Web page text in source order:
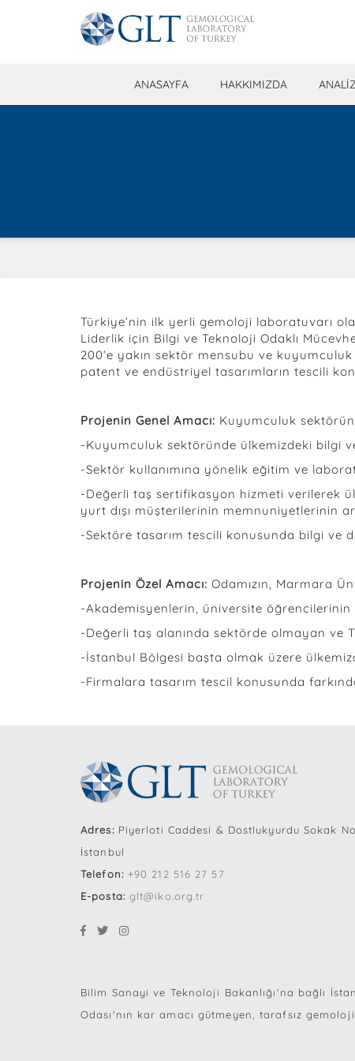
ANASAYFA HAKKIMIZDA
Türkiye’nin ilk yerli gemoloji laboratuvarı
Liderlik için Bilgi ve Teknoloji Odaklı
200’e yakın sektör mensubu ve
patent ve endüstriyel tasarımların tescili
Projenin Genel Amacı: Kuyumculuk
-Kuyumculuk sektöründe ülkemizdeki bilgi
-Sektör kullanımına yönelik eğitim ve
-Değerli taş sertifikasyon hizmeti verilerek
yurt dışı müşterilerinin memnuniyetlerinin
-Sektöre tasarım tescili konusunda bilgi ve
Projenin Özel Amacı: Odamızın, Marmara
-Akademisyenlerin, üniversite
-Değerli taş alanında sektörde olmayan ve
-İstanbul Bölgesi başta olmak üzere
-Firmalara tasarım tescil konusunda
Adres:Piyerloti Caddesi & Dostlukyurdu Sokak
İstanbul
Telefon: +90 212 516 27 57
E-posta: glt@iko.org.tr
Bilim Sanayi ve Teknoloji Bakanlığı'na bağlı
Odası'nın kar amacı gütmeyen, tarafsız